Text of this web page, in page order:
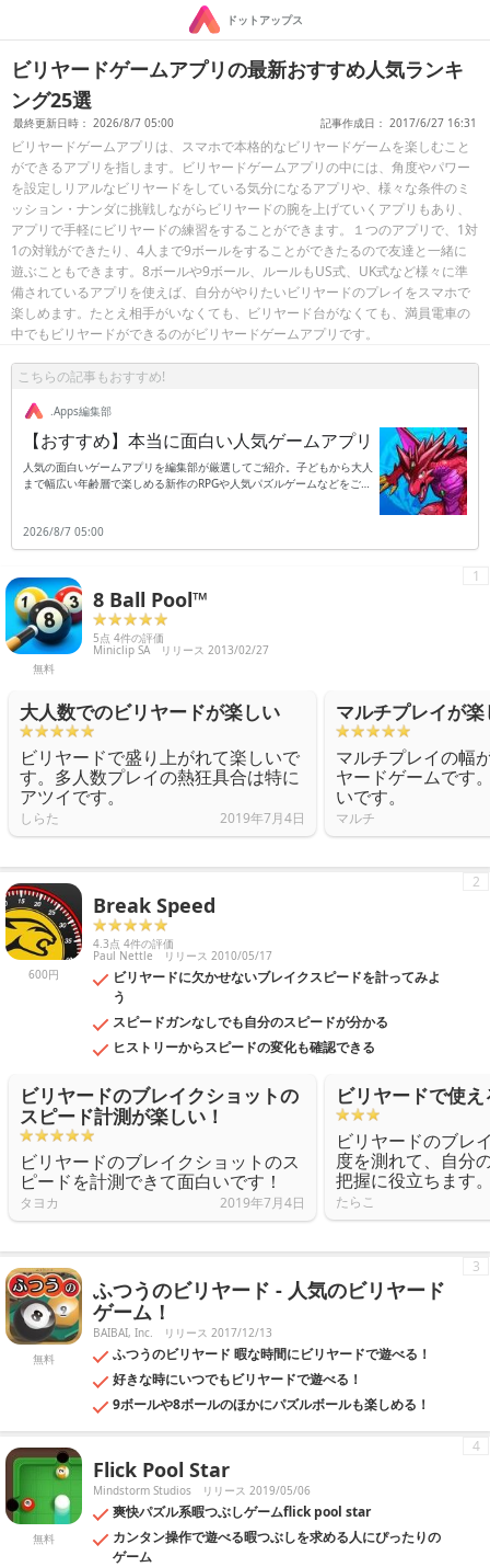
ドットアップス
ビリヤードゲームアプリの最新おすすめ人気ランキ
ング25選
最終更新日時： 2026/8/7 05:00 記事作成日： 2017/6/27 16:31
ビリヤードゲームアプリは、スマホで本格的なビリヤードゲームを楽しむこと
ができるアプリを指します。ビリヤードゲームアプリの中には、角度やパワー
を設定しリアルなビリヤードをしている気分になるアプリや、様々な条件のミ
ッション・ナンダに挑戦しながらビリヤードの腕を上げていくアプリもあり、
アプリで手軽にビリヤードの練習をすることができます。１つのアプリで、1対
1の対戦ができたり、4人まで9ボールをすることができたるので友達と一緒に
遊ぶこともできます。8ボールや9ボール、ルールもUS式、UK式など様々に準
備されているアプリを使えば、自分がやりたいビリヤードのプレイをスマホで
楽しめます。たとえ相手がいなくても、ビリヤード台がなくても、満員電車の
中でもビリヤードができるのがビリヤードゲームアプリです。
こちらの記事もおすすめ!
.Apps編集部
【おすすめ】本当に面白い人気ゲームアプリ
人気の面白いゲームアプリを編集部が厳選してご紹介。子どもから大人
まで幅広い年齢層で楽しめる新作のRPGや人気パズルゲームなどをご紹
2026/8/7 05:00
無料
8 Ball Pool™
5点 4件の評価
Miniclip SA リリース 2013/02/27
1
大人数でのビリヤードが楽しい
ビリヤードで盛り上がれて楽しいで
す。多人数プレイの熱狂具合は特に
アツイです。
しらた 2019年7月4日
マルチプレイが
マルチプレイの幅
ヤードゲームです
いです。
マルチ
600円
Break Speed
4.3点 4件の評価
Paul Nettle リリース 2010/05/17
ビリヤードに欠かせないブレイクスピードを計ってみよ
う
スピードガンなしでも自分のスピードが分かる
ヒストリーからスピードの変化も確認できる
2
ビリヤードのブレイクショットの
スピード計測が楽しい！
ビリヤードのブレイクショットのス
ピードを計測できて面白いです！
タヨカ 2019年7月4日
ビリヤードで使え
ビリヤードのブレ
度を測れて、自分
把握に役立ちます
たらこ
無料
ふつうのビリヤード - 人気のビリヤード
ゲーム！
BAIBAI, Inc. リリース 2017/12/13
ふつうのビリヤード 暇な時間にビリヤードで遊べる！
好きな時にいつでもビリヤードで遊べる！
9ボールや8ボールのほかにパズルボールも楽しめる！
3
無料
Flick Pool Star
Mindstorm Studios リリース 2019/05/06
爽快パズル系暇つぶしゲームflick pool star
カンタン操作で遊べる暇つぶしを求める人にぴったりの
ゲーム
4